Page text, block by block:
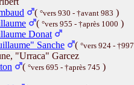
( °vers 930 - †avant 983 )
( °vers 955 - †après 1000 )
Donat
Sanche
( °vers 924 - †997
"Urraca" Garcez
( °vers 695 - †après 745 )